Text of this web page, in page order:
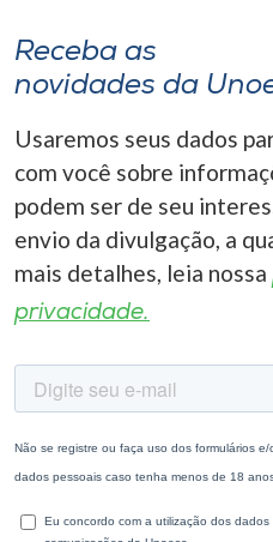
Receba as
novidades da
Usaremos seus dados
com você sobre
podem ser de seu
envio da divulgação, a
mais detalhes, leia nossa
privacidade.